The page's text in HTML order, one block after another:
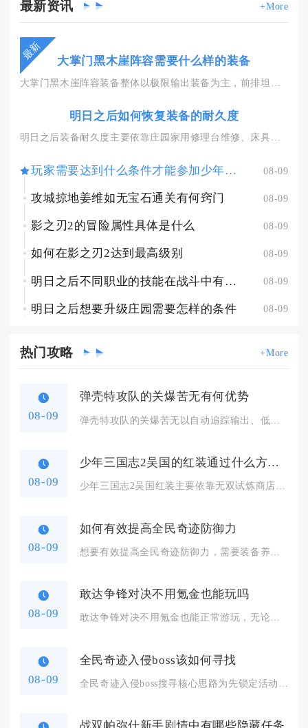
最新资讯 +More
最新 大掌门黑木崖阵容需要什么样的装备
明日之后如何恢复装备的耐久度
明日之后装备耐久度主要依靠庄园家用修理台维修、床具休憩恢复两...
玩家需要达到什么条件才能参加少年三国志皇陵探宝 08-09
攻城掠地姜维如无宝石通关有何窍门 08-09
影之刃2的冒险属性具体是什么 08-09
如何在影之刃2达到最高级别 08-09
明日之后不同职业的技能在战斗中有何优势 08-09
明日之后想要升级庄园需要怎样的条件 08-09
热门攻略 +More
08-09
弹壳特攻队的关爆苦无有何优势
08-09
少年三国志2吴国的红装通过什么方式获得
少年三国志2吴国红装主要依靠无双试炼商店碎片合成、各类限时活...
08-09
如何有效提高全民奇迹防御力
08-09
敢达争锋对决不用氪金也能玩吗
敢达争锋对决不用氪金也能正常游玩，无论是PVE闯关还是PVP...
08-09
全民奇迹入侵boss该如何寻找